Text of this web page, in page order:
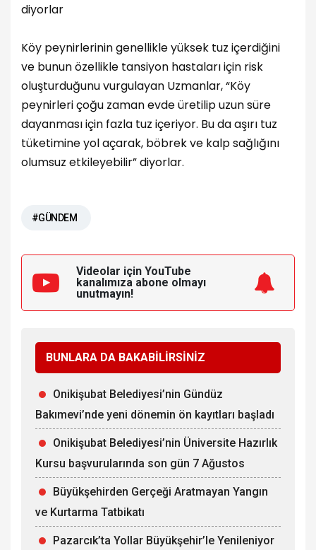
diyorlar
Köy peynirlerinin genellikle yüksek tuz içerdiğini
ve bunun özellikle tansiyon hastaları için risk
oluşturduğunu vurgulayan Uzmanlar, “Köy
peynirleri çoğu zaman evde üretilip uzun süre
dayanması için fazla tuz içeriyor. Bu da aşırı tuz
tüketimine yol açarak, böbrek ve kalp sağlığını
olumsuz etkileyebilir” diyorlar.
#GÜNDEM
Videolar için YouTube
kanalımıza abone olmayı
unutmayın!
BUNLARA DA BAKABİLİRSİNİZ
Onikişubat Belediyesi’nin Gündüz
Bakımevi’nde yeni dönemin ön kayıtları başladı
Onikişubat Belediyesi’nin Üniversite Hazırlık
Kursu başvurularında son gün 7 Ağustos
Büyükşehirden Gerçeği Aratmayan Yangın
ve Kurtarma Tatbikatı
Pazarcık’ta Yollar Büyükşehir’le Yenileniyor